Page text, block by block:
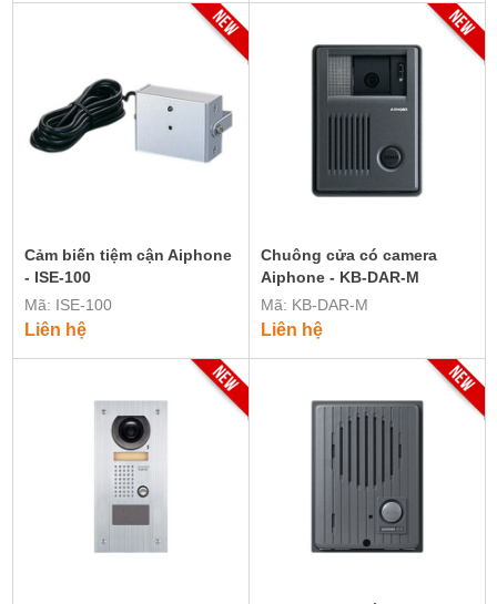
Cảm biến tiệm cận Aiphone
- ISE-100
Mã: ISE-100
Liên hệ
Chuông cửa có camera
Aiphone - KB-DAR-M
Mã: KB-DAR-M
Liên hệ